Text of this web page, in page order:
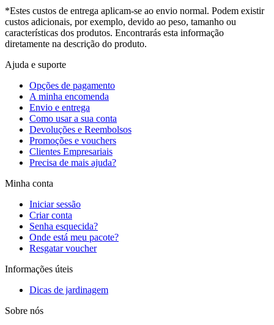
*Estes custos de entrega aplicam-se ao envio normal. Podem existir
custos adicionais, por exemplo, devido ao peso, tamanho ou
características dos produtos. Encontrarás esta informação
diretamente na descrição do produto.
Ajuda e suporte
Opções de pagamento
A minha encomenda
Envio e entrega
Como usar a sua conta
Devoluções e Reembolsos
Promoções e vouchers
Clientes Empresariais
Precisa de mais ajuda?
Minha conta
Iniciar sessão
Criar conta
Senha esquecida?
Onde está meu pacote?
Resgatar voucher
Informações úteis
Dicas de jardinagem
Sobre nós